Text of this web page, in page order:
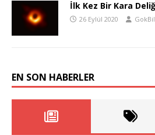
İlk Kez Bir Kara
26 Eylül 2020
EN SON HABERLER